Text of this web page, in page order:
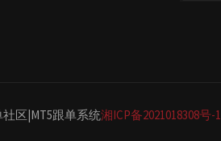
社区|MT5跟单系统湘ICP备2021018308号-1